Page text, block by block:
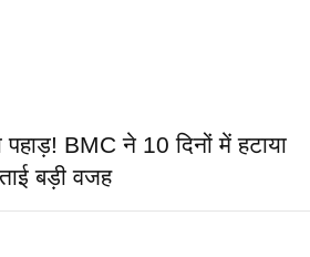
BMC ने 10 दिनों में हटाया
बड़ी वजह